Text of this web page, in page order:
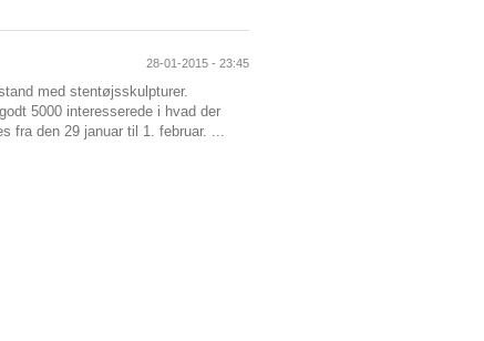
28-01-2015 - 23:45
med stentøjsskulpturer.
5000 interesserede i hvad der
fra den 29 januar til 1. februar. ...